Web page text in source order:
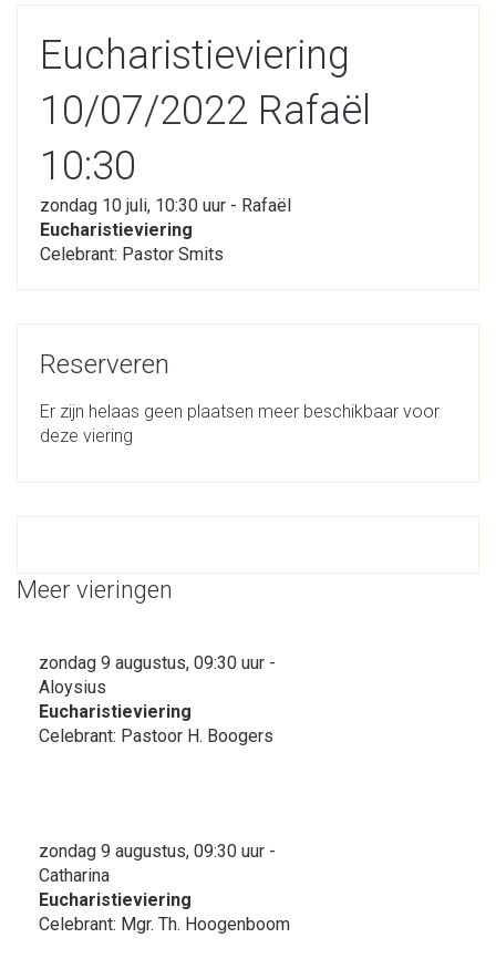
Eucharistieviering
10/07/2022 Rafaël
10:30
zondag 10 juli, 10:30 uur - Rafaël
Eucharistieviering
Celebrant: Pastor Smits
Reserveren
Er zijn helaas geen plaatsen meer beschikbaar voor
deze viering
Meer vieringen
zondag 9 augustus, 09:30 uur -
Aloysius
Eucharistieviering
Celebrant: Pastoor H. Boogers
zondag 9 augustus, 09:30 uur -
Catharina
Eucharistieviering
Celebrant: Mgr. Th. Hoogenboom